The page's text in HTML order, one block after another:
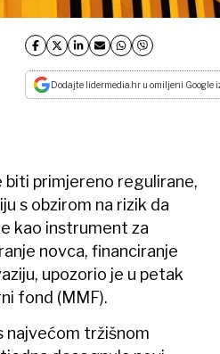
Dodajte lidermedia.hr u omiljeni Google
primjereno regulirane,
s obzirom na rizik da
kao instrument za
novca, financiranje
upozorio je u petak
fond (MMF).
najvećom tržišnom